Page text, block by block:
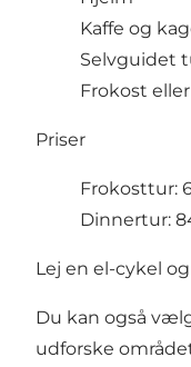
Kaffe og
Selvguidet
Frokost
Priser
Frokosttur:
Dinnertur:
Lej en el-cykel
Du kan også
udforske